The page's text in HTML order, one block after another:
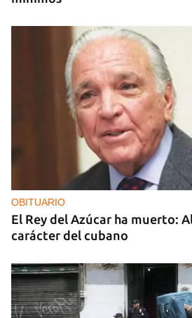
OBITUARIO
El Rey del Azúcar ha muerto:
carácter del cubano